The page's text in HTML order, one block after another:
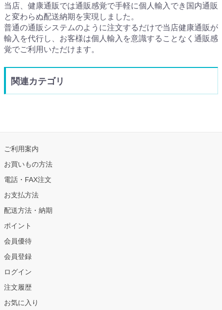
当店、健康通販では通販感覚で手軽に個人輸入でき国内通販
と変わらぬ配送納期を実現しました。
普通の通販システムのように注文するだけで当店健康通販が
輸入を代行し、お客様は個人輸入を意識することなく通販感
覚でご利用いただけます。
関連カテゴリ
ご利用案内
お買いもの方法
電話・FAX注文
お支払方法
配送方法・納期
ポイント
会員優待
会員登録
ログイン
注文履歴
お気に入り